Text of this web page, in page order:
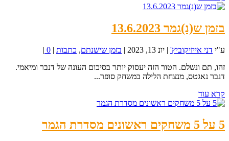
בזמן ש(נ)גמר 13.6.2023
ע"י דני אייזיקוביץ' | יונ 13, 2023 | בזמן שישנתם, כתבות |
0
|
זהו, תם ונשלם. הטור הזה יעסוק יותר בסיכום העונה של דנבר ומיאמי.
דנבר נאגטס, מנצחת הלילה במשחק סופר...
קרא עוד
5 על 5 משחקים ראשונים מסדרת הגמר